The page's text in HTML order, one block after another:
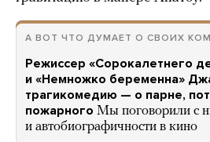
А ВОТ ЧТО ДУМАЕТ О СВОИХ
Режиссер «Сорокалетнего
и «Немножко беременна»
трагикомедию — о парне,
пожарного Мы поговорили с
и автобиографичности в кино